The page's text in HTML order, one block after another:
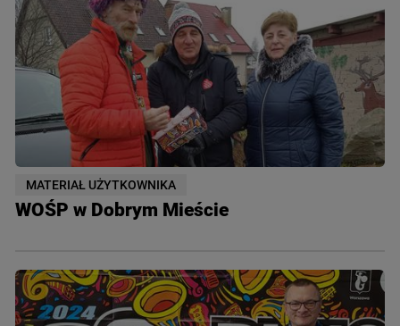
MATERIAŁ UŻYTKOWNIKA
WOŚP w Dobrym Mieście